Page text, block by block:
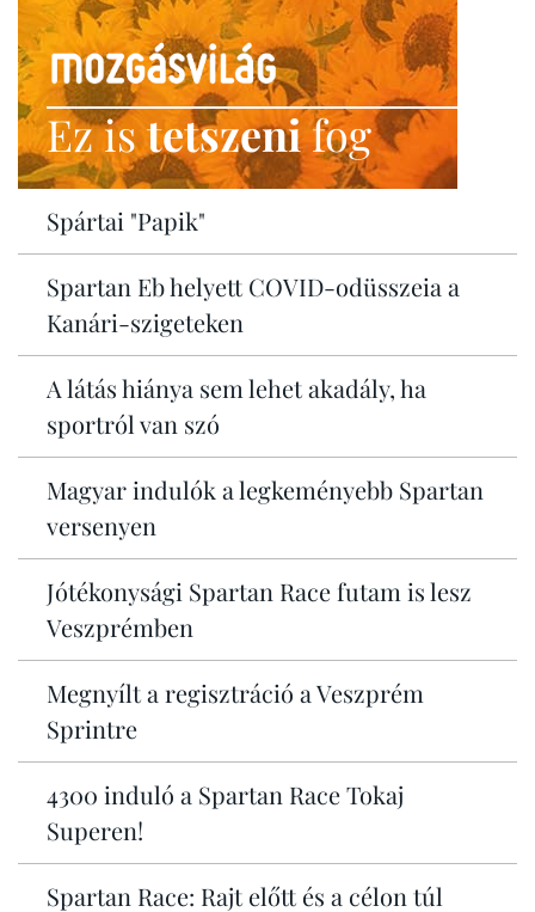
Ez istetszenifog
Spártai "Papik"
Spartan Eb helyett COVID-odüsszeia a
Kanári-szigeteken
A látás hiánya sem lehet akadály, ha
sportról van szó
Magyar indulók a legkeményebb Spartan
versenyen
Jótékonysági Spartan Race futam is lesz
Veszprémben
Megnyílt a regisztráció a Veszprém
Sprintre
4300 induló a Spartan Race Tokaj
Superen!
Spartan Race: Rajt előtt és a célon túl